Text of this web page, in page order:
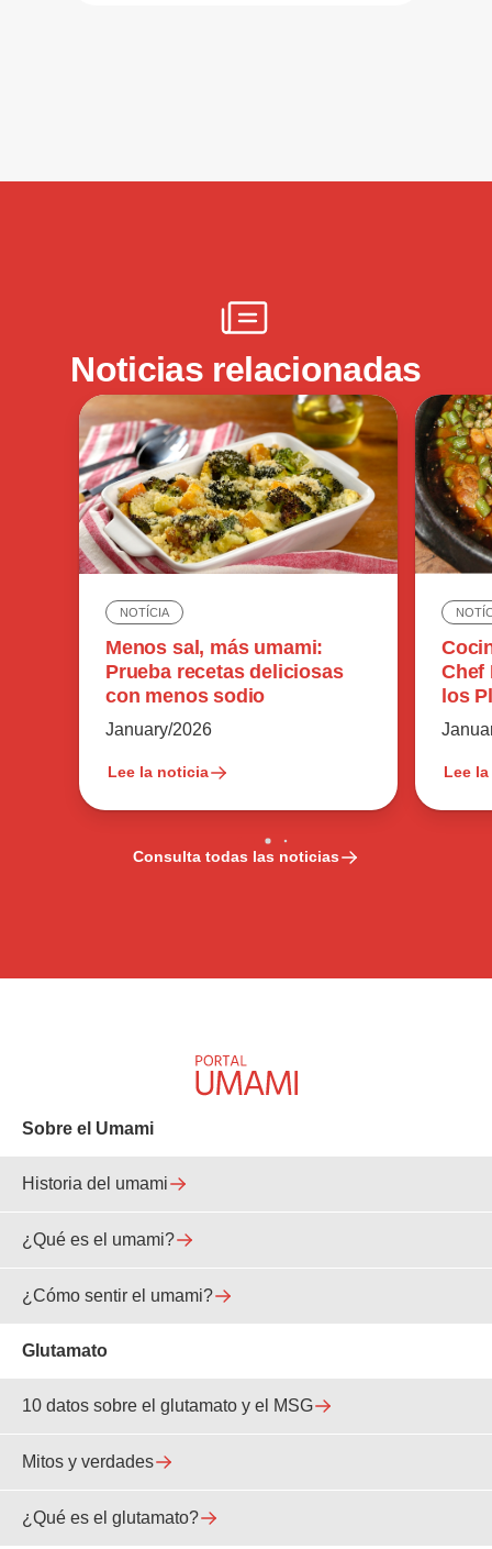
Noticias relacionadas
NOTÍCIA
Menos sal, más umami:
Prueba recetas deliciosas
con menos sodio
January/2026
Lee la noticia
Chef
los
Tan
Lee
Consulta todas las noticias
Sobre el Umami
Historia del umami
¿Qué es el umami?
¿Cómo sentir el umami?
Glutamato
10 datos sobre el glutamato y el MSG
Mitos y verdades
¿Qué es el glutamato?